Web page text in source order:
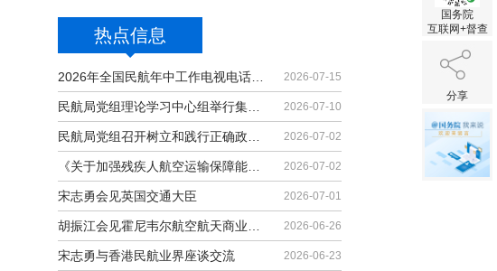
热点信息
2026-07-15
2026-07-10
2026-07-02
2026-07-02
宋志勇会见英国交通大臣 2026-07-01
2026-06-26
宋志勇与香港民航业界座谈交流 2026-06-23
国务院
互联网+督查
分享